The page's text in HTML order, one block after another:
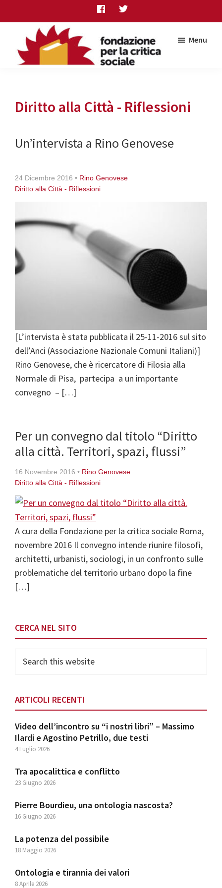
to
content
to
primary
sidebar
to
critica
sociale
Menu
Diritto alla Città - Riflessioni
Un’intervista a Rino Genovese
24 Dicembre 2016 • Rino Genovese
Diritto alla Città - Riflessioni
[L’intervista è stata pubblicata il 25-11-2016 sul sito
dell’Anci (Associazione Nazionale Comuni Italiani)]
Rino Genovese, che è ricercatore di Filosia alla
Normale di Pisa, partecipa a un importante
convegno – […]
Per un convegno dal titolo “Diritto
alla città. Territori, spazi, flussi”
16 Novembre 2016 • Rino Genovese
Diritto alla Città - Riflessioni
A cura della Fondazione per la critica sociale Roma,
novembre 2016 Il convegno intende riunire filosofi,
architetti, urbanisti, sociologi, in un confronto sulle
problematiche del territorio urbano dopo la fine
[…]
Primary
Sidebar
CERCA NEL SITO
this
website
ARTICOLI RECENTI
Video dell’incontro su “i nostri libri” – Massimo
Ilardi e Agostino Petrillo, due testi
4 Luglio 2026
Tra apocalittica e conflitto
23 Giugno 2026
Pierre Bourdieu, una ontologia nascosta?
16 Giugno 2026
La potenza del possibile
18 Maggio 2026
Ontologia e tirannia dei valori
8 Aprile 2026